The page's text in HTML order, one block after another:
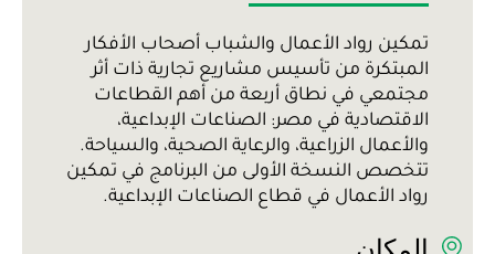
تمكين رواد الأعمال والشباب أصحاب الأفكار
المبتكرة من تأسيس مشاريع تجارية ذات أثر
مجتمعي في نطاق أربعة من أهم القطاعات
الاقتصادية في مصر: الصناعات الإبداعية،
والأعمال الزراعية، والرعاية الصحية، والسياحة.
تتخصص النسخة الأولى من البرنامج في تمكين
رواد الأعمال في قطاع الصناعات الإبداعية.